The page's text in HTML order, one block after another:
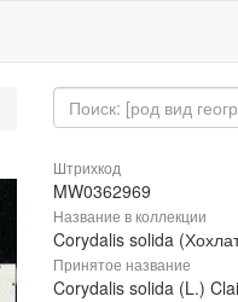
Штрихкод
MW0362969
Название в коллекции
Corydalis solida
Принятое название
Corydalis solida (L.)